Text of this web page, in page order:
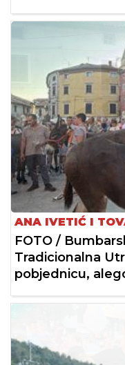
ANA IVETIĆ I
FOTO /
Tradicionalna
pobjednicu,